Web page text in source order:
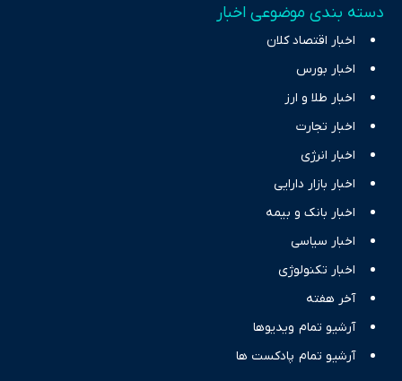
دسته بندی موضوعی اخبار
اخبار اقتصاد کلان
اخبار بورس
اخبار طلا و ارز
اخبار تجارت
اخبار انرژی
اخبار بازار دارایی
اخبار بانک و بیمه
اخبار سیاسی
اخبار تکنولوژی
آخر هفته
آرشیو تمام ویدیوها
آرشیو تمام پادکست ها